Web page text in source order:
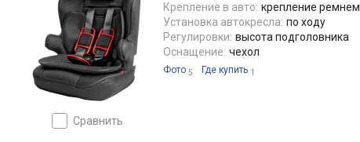
сравнить
Крепление в авто: крепление ремнем
Установка автокресла: по ходу
Регулировки: высота подголовника
Оснащение: чехол
Фото 5 Где купить 1